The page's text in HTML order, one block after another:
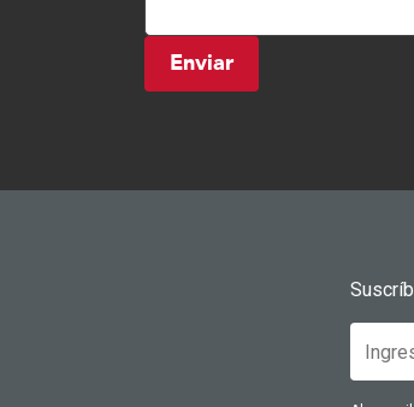
Enviar